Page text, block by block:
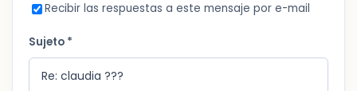
Recibir las respuestas a este mensaje por e-mail
Sujeto *